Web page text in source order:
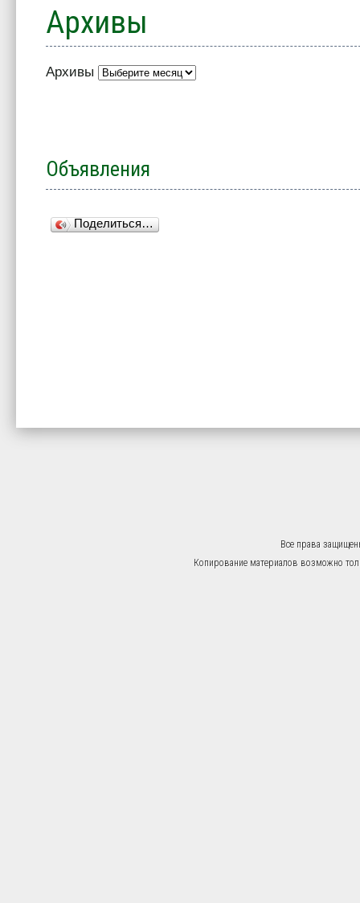
Архивы
Архивы
Объявления
Поделиться…
Все права
Копирование материалов возможно